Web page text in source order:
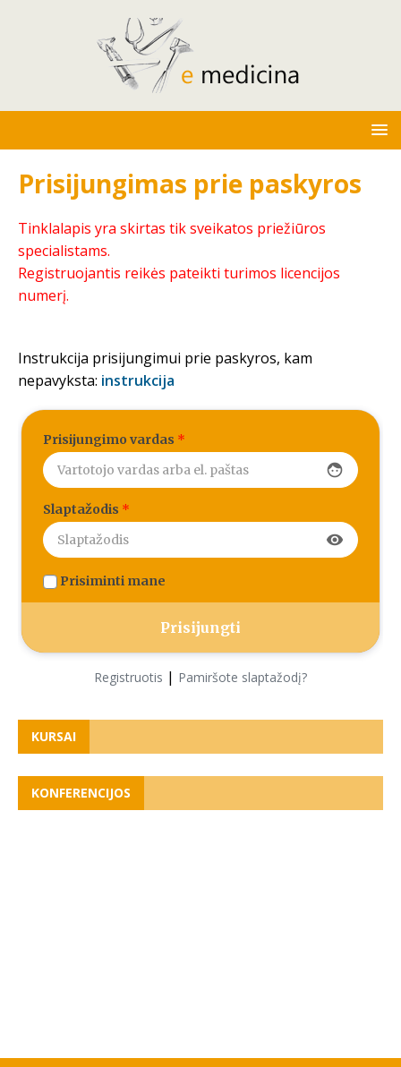
Prisijungimas prie paskyros
Tinklalapis yra skirtas tik sveikatos priežiūros
specialistams.
Registruojantis reikės pateikti turimos licencijos
numerį.
Instrukcija prisijungimui prie paskyros, kam
nepavyksta: instrukcija
Prisijungimo vardas *
face
Slaptažodis *
visibility
Prisiminti mane
Registruotis | Pamiršote slaptažodį?
KURSAI
KONFERENCIJOS